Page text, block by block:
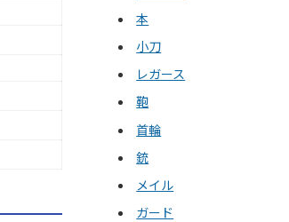
本
小刀
レガース
鞄
首輪
銃
メイル
ガード